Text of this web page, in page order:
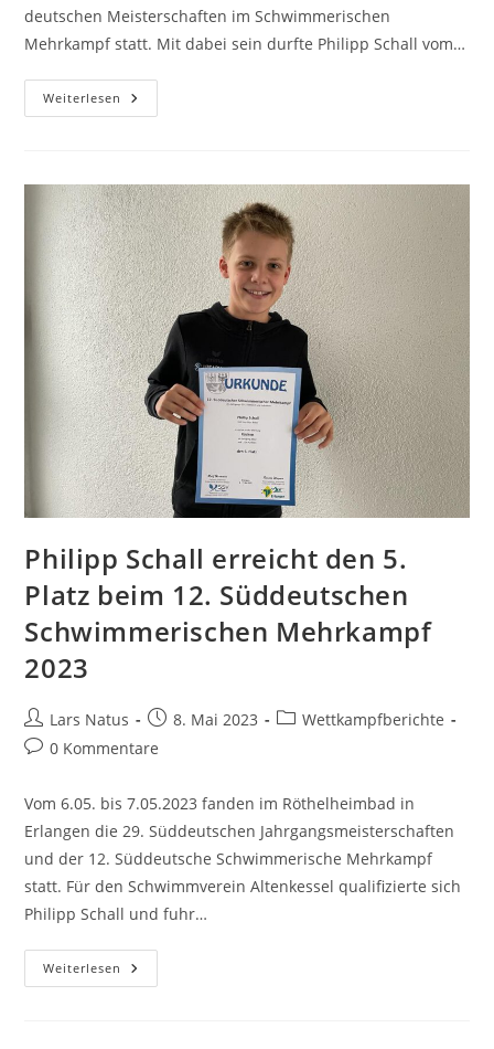
deutschen Meisterschaften im Schwimmerischen
Mehrkampf statt. Mit dabei sein durfte Philipp Schall vom…
Weiterlesen Deutsche
Meisterschaften
Philipp Schall erreicht den 5.
Platz beim 12. Süddeutschen
Schwimmerischen Mehrkampf
2023
Beitrags-
Autor:
Lars Natus
Beitrag
veröffentlicht:
8. Mai 2023
Beitrags-
Wettkampfberichte
Beitrags-
0 Kommentare
Vom 6.05. bis 7.05.2023 fanden im Röthelheimbad in
Erlangen die 29. Süddeutschen Jahrgangsmeisterschaften
und der 12. Süddeutsche Schwimmerische Mehrkampf
statt. Für den Schwimmverein Altenkessel qualifizierte sich
Philipp Schall und fuhr…
Weiterlesen Philipp
Schall